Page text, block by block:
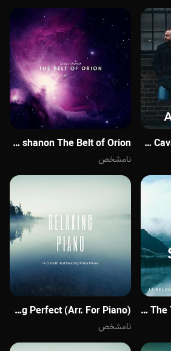
Cavatina - james shanon موسیقی بی کلام Always Return گیتار آرام و دلنشینی از James Shanon Cavatina - james shanon The Belt of Orion
نامشخص
ambre - chris snelling Eye Of The Tiger (Arr. For Piano)
ambre - chris snelling Perfect (Arr. For Piano)
نامشخص